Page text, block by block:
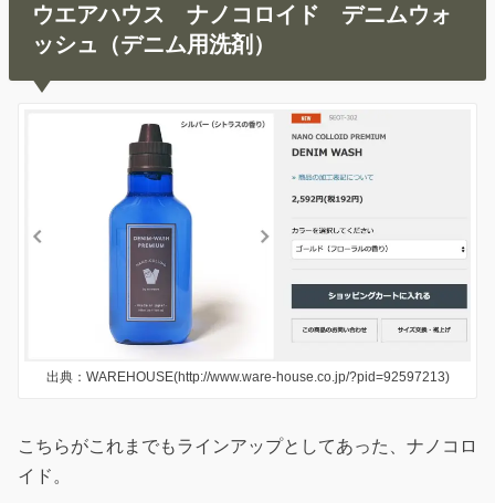
ウエアハウス ナノコロイド デニムウォ
ッシュ（デニム用洗剤）
出典：WAREHOUSE(http://www.ware-house.co.jp/?pid=92597213)
こちらがこれまでもラインアップとしてあった、ナノコロ
イド。